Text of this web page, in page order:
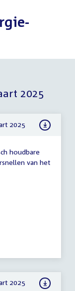
2025
2025
houdbare
van het
2025